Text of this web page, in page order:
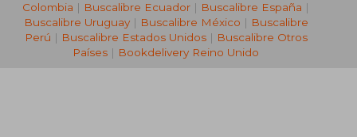
Colombia | Buscalibre Ecuador | Buscalibre España |
Buscalibre Uruguay| Buscalibre México | Buscalibre
Perú | Buscalibre Estados Unidos| Buscalibre Otros
Países | Bookdelivery Reino Unido